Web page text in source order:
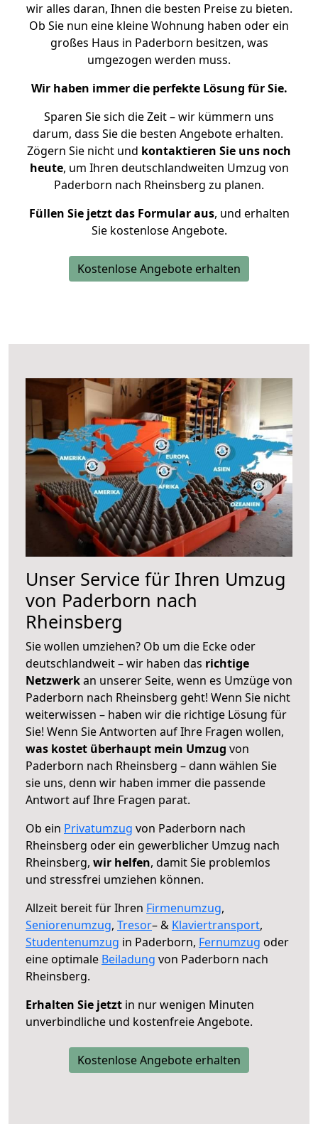
wir alles daran, Ihnen die besten Preise zu bieten.
Ob Sie nun eine kleine Wohnung haben oder ein
großes Haus in Paderborn besitzen, was
umgezogen werden muss.
Wir haben immer die perfekte Lösung für Sie.
Sparen Sie sich die Zeit – wir kümmern uns
darum, dass Sie die besten Angebote erhalten.
Zögern Sie nicht und kontaktieren Sie uns noch
heute, um Ihren deutschlandweiten Umzug von
Paderborn nach Rheinsberg zu planen.
Füllen Sie jetzt das Formular aus, und erhalten
Sie kostenlose Angebote.
Kostenlose Angebote erhalten
Unser Service für Ihren Umzug
von Paderborn nach
Rheinsberg
Sie wollen umziehen? Ob um die Ecke oder
deutschlandweit – wir haben das richtige
Netzwerkan unserer Seite, wenn es Umzüge von
Paderborn nach Rheinsberg geht! Wenn Sie nicht
weiterwissen – haben wir die richtige Lösung für
Sie! Wenn Sie Antworten auf Ihre Fragen wollen,
was kostet überhaupt mein Umzug von
Paderborn nach Rheinsberg – dann wählen Sie
sie uns, denn wir haben immer die passende
Antwort auf Ihre Fragen parat.
Ob ein Privatumzug von Paderborn nach
Rheinsberg oder ein gewerblicher Umzug nach
Rheinsberg, wir helfen, damit Sie problemlos
und stressfrei umziehen können.
Allzeit bereit für Ihren Firmenumzug,
Seniorenumzug, Tresor– & Klaviertransport,
Studentenumzug in Paderborn, Fernumzug oder
eine optimale Beiladung von Paderborn nach
Rheinsberg.
Erhalten Sie jetzt in nur wenigen Minuten
unverbindliche und kostenfreie Angebote.
Kostenlose Angebote erhalten